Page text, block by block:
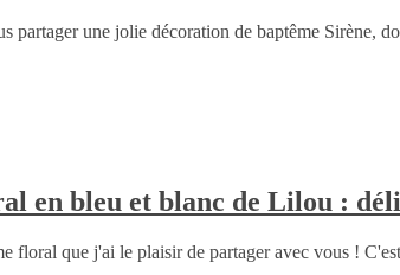
partager une jolie décoration de baptême Sirène,
en bleu et blanc de Lilou :
floral que j'ai le plaisir de partager avec vous !